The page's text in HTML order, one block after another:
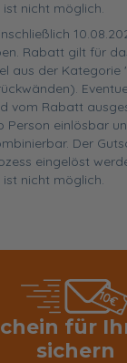
nicht möglich.
Rabatt gilt für
aus der Kategorie
vom Rabatt
Person einlösbar
Der
eingelöst
nicht möglich.
für
sichern